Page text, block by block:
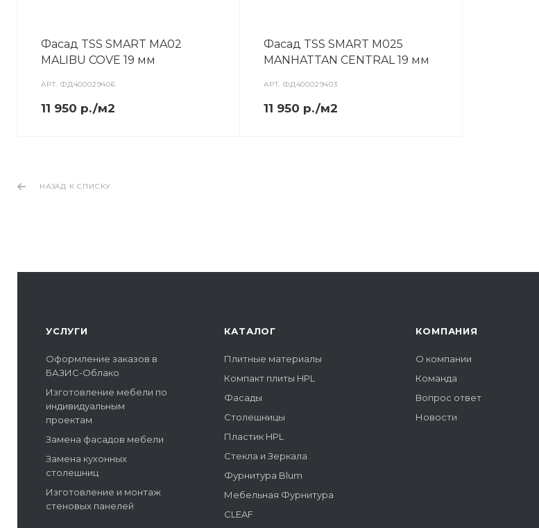
Фасад TSS SMART MA02
MALIBU COVE 19 мм
АРТ.ФД400029406
11 950 р./м2
Фасад TSS SMART M025
MANHATTAN CENTRAL 19 мм
АРТ.ФД400029403
11 950 р./м2
НАЗАД К СПИСКУ
УСЛУГИ
Оформление заказов в
БАЗИС-Облако
Изготовление мебели по
индивидуальным
проектам
Замена фасадов мебели
Замена кухонных
столешниц
Изготовление и монтаж
стеновых панелей
КАТАЛОГ
Плитные материалы
Компакт плиты HPL
Фасады
Столешницы
Пластик HPL
Стекла и Зеркала
Фурнитура Blum
Мебельная Фурнитура
CLEAF
КОМПАНИЯ
О компании
Команда
Вопрос ответ
Новости